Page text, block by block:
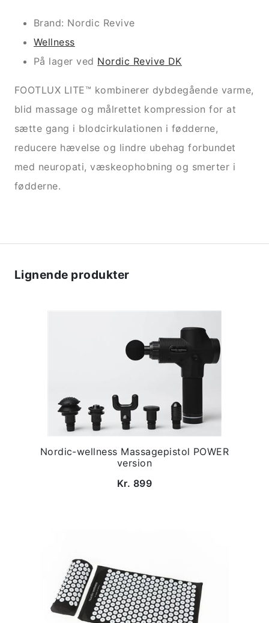
Brand: Nordic Revive
Wellness
På lager ved Nordic Revive DK
FOOTLUX LITE™ kombinerer dybdegående varme,
blid massage og målrettet kompression for at
sætte gang i blodcirkulationen i fødderne,
reducere hævelse og lindre ubehag forbundet
med neuropati, væskeophobning og smerter i
fødderne.
Lignende produkter
Nordic-wellness Massagepistol POWER
version
Kr. 899